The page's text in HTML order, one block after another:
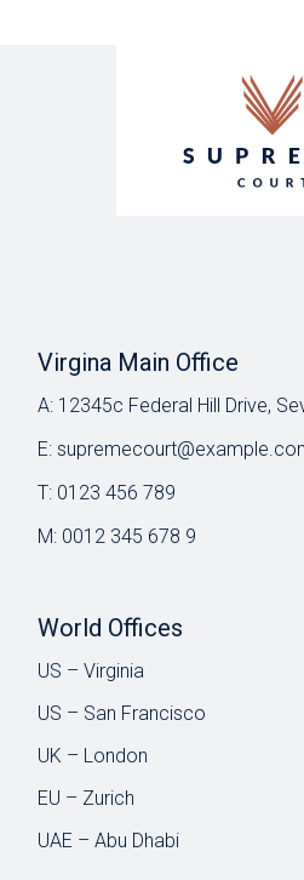
Virgina Main Office
A: 12345c Federal Hill Drive,
E:
T: 0123 456 789
M: 0012 345 678 9
World Offices
US – Virginia
US – San Francisco
UK – London
EU – Zurich
UAE – Abu Dhabi